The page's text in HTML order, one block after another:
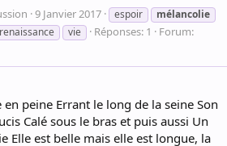
9 Janvier 2017 espoir
mélancolie
renaissance vie Réponses: 1
Forum:
peine Errant le long de la seine Son
Calé sous le bras et puis aussi Un
Elle est belle mais elle est longue, la